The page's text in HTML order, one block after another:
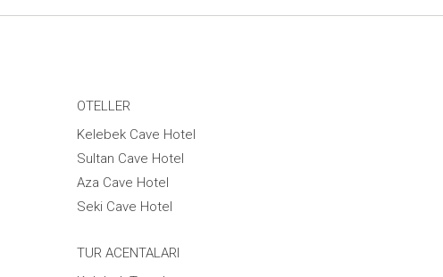
OTELLER
Kelebek Cave Hotel
Sultan Cave Hotel
Aza Cave Hotel
Seki Cave Hotel
TUR ACENTALARI